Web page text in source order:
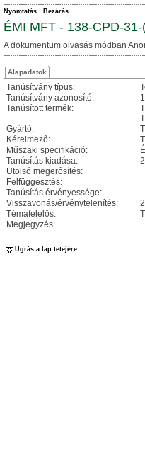
Nyomtatás Bezárás
ÉMI MFT - 138-CPD-
A dokumentum olvasás módban
Alapadatok
Tanúsítvány típus:
Tanúsítvány azonosító:
Tanúsított termék:
Gyártó:
Kérelmező:
Műszaki specifikáció:
Tanúsítás kiadása:
Utolsó megerősítés:
Felfüggesztés:
Tanúsítás érvényessége:
Visszavonás/érvénytelenítés:
Témafelelős:
Megjegyzés:
Ugrás a lap tetejére